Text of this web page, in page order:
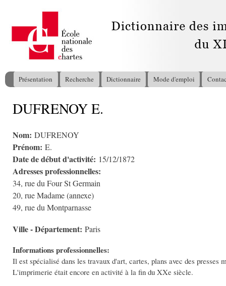
Menu principal
Présentation Recherche Dictionnaire Mode d'emploi
Vous êtes ici
DUFRENOY E.
Nom: DUFRENOY
Prénom: E.
Date de début d'activité: 15/12/1872
Adresses professionnelles:
34, rue du Four St Germain
20, rue Madame (annexe)
49, rue du Montparnasse
Ville - Département: Paris
Informations professionnelles:
Il est spécialisé dans les travaux d'art, cartes, plans avec des presses
L'imprimerie était encore en activité à la fin du XXe siècle.